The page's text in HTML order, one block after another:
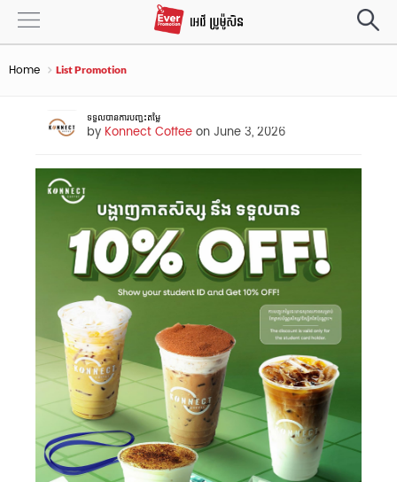
Home List Promotion
ទទួលបានការបញ្ជុះតមៃ្ល
by Konnect Coffeeon June 3, 2026